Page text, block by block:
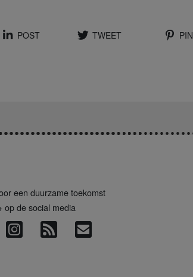
POST TWEET PIN
een duurzame toekomst
op de social media